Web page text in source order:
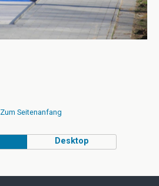
Zum Seitenanfang
Desktop